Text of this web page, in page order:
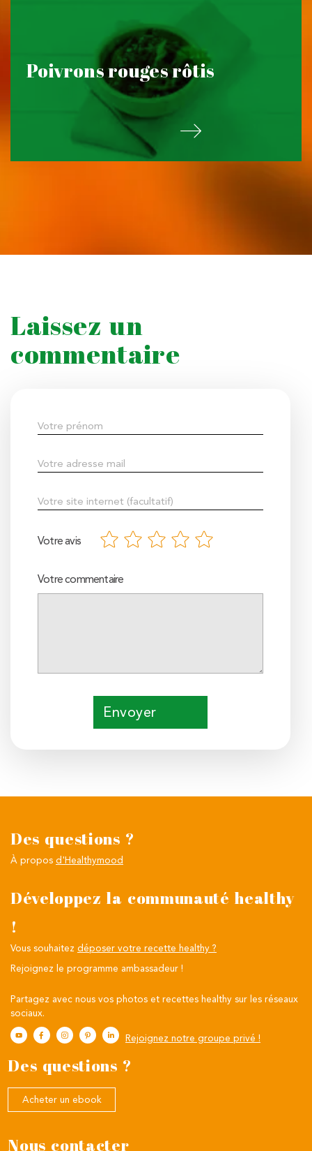
Poivrons rouges rôtis
Laissez un
commentaire
Votre avis
Votre commentaire
Envoyer
Des questions ?
À propos d'Healthymood
Développez la communauté healthy
!
Vous souhaitez déposer votre recette healthy ?
Rejoignez le programme ambassadeur !
Partagez avec nous vos photos et recettes healthy sur les réseaux
sociaux.
Rejoignez notre groupe privé !
Des questions ?
Acheter un ebook
Nous contacter